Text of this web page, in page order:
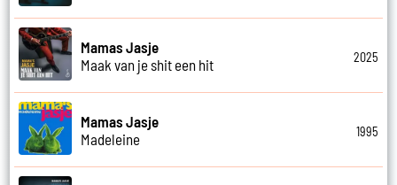
Mamas Jasje
Maak van je shit een hit
2025
Mamas Jasje
Madeleine
1995